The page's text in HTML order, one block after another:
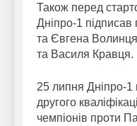
Також перед
Дніпро-1 підписав
та Євгена
та Василя Кравця.
25 липня Дніпро-
другого
чемпіонів проти